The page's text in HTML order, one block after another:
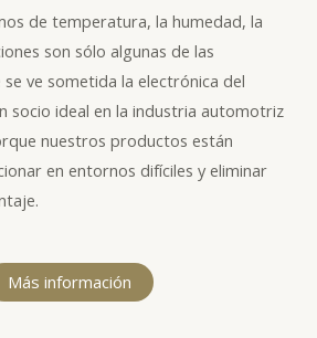
de temperatura, la humedad, la
son sólo algunas de las
se ve sometida la electrónica del
socio ideal en la industria automotriz
nuestros productos están
en entornos difíciles y eliminar
Más información